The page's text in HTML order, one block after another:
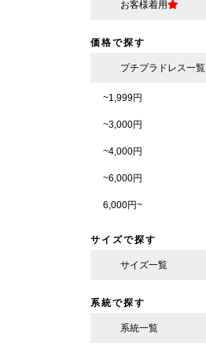
お客様着用
価格で探す
プチプラドレス一覧
~1,999円
~3,000円
~4,000円
~6,000円
6,000円~
サイズで探す
サイズ一覧
系統で探す
系統一覧